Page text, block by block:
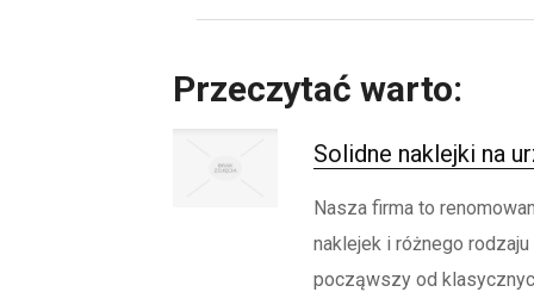
Przeczytać warto:
Solidne naklejki na
Nasza firma to
naklejek i różnego
począwszy od